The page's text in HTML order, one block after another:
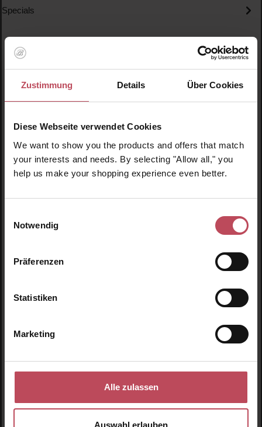
Zustimmung Details Über Cookies
Diese Webseite verwendet Cookies
We want to show you the products and offers that match
your interests and needs. By selecting "Allow all," you
help us make your shopping experience even better.
Notwendig
Präferenzen
Statistiken
Marketing
Alle zulassen
Auswahl erlauben
Specials
Produktgalerie überspringen
Ähnliche Produkte
Nr. 81 Hair Growth Shampoo - Unscented
300 ml(16,85 CHF / 100 ml)
50,55 CHF